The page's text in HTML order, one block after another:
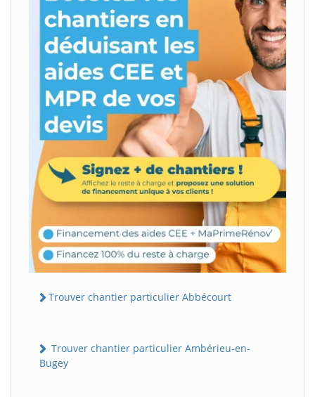
Trouver chantier particulier Abbécourt
Trouver chantier particulier Ambérieu-en-
Bugey